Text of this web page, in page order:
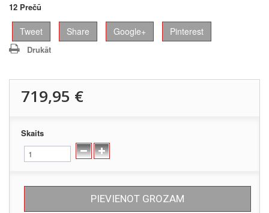
12 Prečū
Tweet Share Google+ Pinterest
Drukāt
719,95 €
Skaits
PIEVIENOT GROZAM